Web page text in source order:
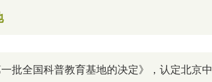
批全国科普教育基地的决定》，认定北京中